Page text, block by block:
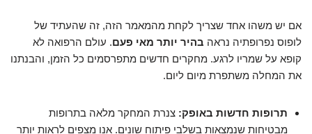
אם יש משהו אחד שצריך לקחת מהמאמר הזה, זה שהעתיד של
לופוס נפרופתיה נראה בהיר יותר מאי פעם. עולם הרפואה לא
קופא על שמריו לרגע. מחקרים חדשים מתפרסמים כל הזמן, והבנתנו
את המחלה משתפרת מיום ליום.
תרופות חדשות באופק: צנרת המחקר מלאה בתרופות
מבטיחות שנמצאות בשלבי פיתוח שונים. אנו מצפים לראות יותר